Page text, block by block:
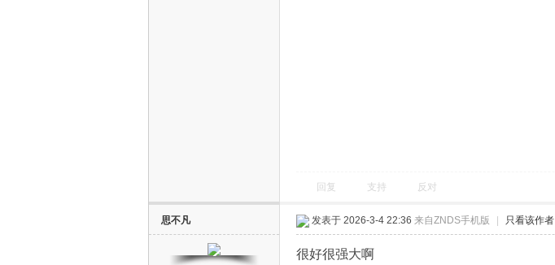
回复 支持 反对
思不凡 发表于 2026-3-4 22:36 来自ZNDS手机版 只看该作者
很好很强大啊